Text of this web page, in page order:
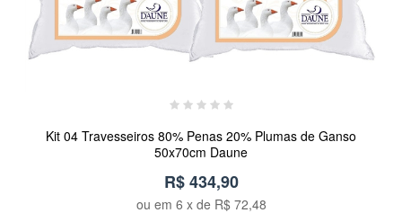
Kit 04 Travesseiros 80% Penas 20% Plumas de Ganso
50x70cm Daune
R$ 434,90
ou em 6 x de R$ 72,48